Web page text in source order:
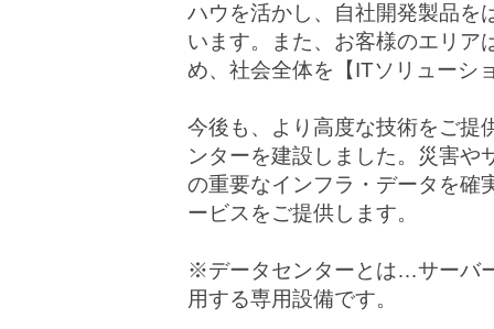
ハウを活かし、自社開発製品を
います。また、お客様のエリア
め、社会全体を【ITソリューシ
今後も、より高度な技術をご提
ンターを建設しました。災害や
の重要なインフラ・データを確
ービスをご提供します。
※データセンターとは…サーバ
用する専用設備です。